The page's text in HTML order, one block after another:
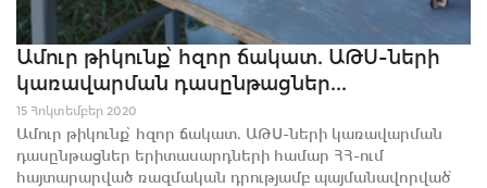
Ամուր թիկունք՝ հզոր ճակատ. ԱԹՍ-ների
կառավարման դասընթացներ...
15 Հոկտեմբեր 2020
Ամուր թիկունք՝ հզոր ճակատ. ԱԹՍ-ների կառավարման
դասընթացներ երիտասարդների համար ՀՀ-ում
հայտարարված ռազմական դրությամբ պայմանավորված՝